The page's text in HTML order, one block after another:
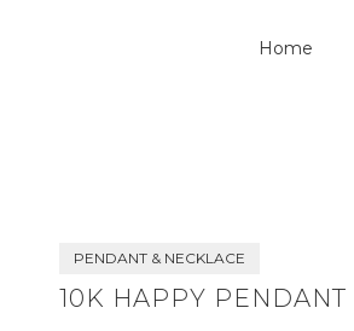
Home
PENDANT & NECKLACE
10K HAPPY PENDANT